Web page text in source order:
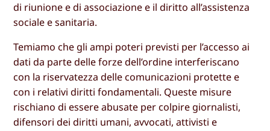
di riunione e di associazione e il diritto all’assistenza
sociale e sanitaria.
Temiamo che gli ampi poteri previsti per l’accesso ai
dati da parte delle forze dell’ordine interferiscano
con la riservatezza delle comunicazioni protette e
con i relativi diritti fondamentali. Queste misure
rischiano di essere abusate per colpire giornalisti,
difensori dei diritti umani, avvocati, attivisti e